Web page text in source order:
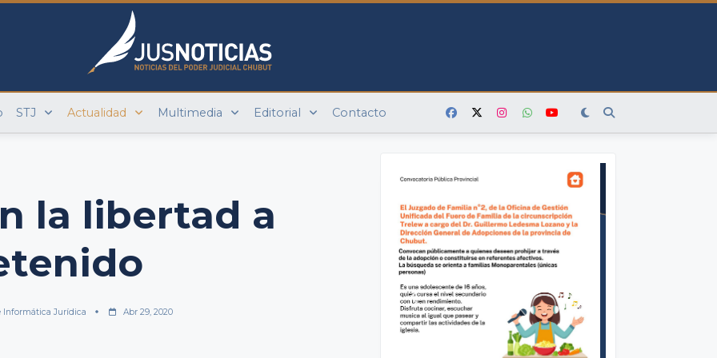
STJ Actualidad Multimedia Editorial Contacto
la libertad a
Informática Jurídica Abr 29, 2020